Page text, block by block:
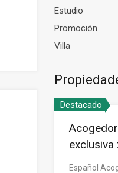
Estudio
Promoción
Villa
Destacado
exclusiva
Español